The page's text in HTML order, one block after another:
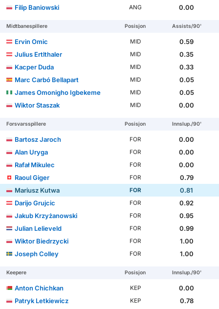
Filip Baniowski ANG 0.00
Midtbanespillere Posisjon Assists/90'
Ervin Omic MID
0.59
Julius Ertlthaler
MID
0.35
Kacper Duda
MID
0.33
Marc Carbó Bellapart
MID
0.05
James Omonigho Igbekeme
MID
0.05
Wiktor Staszak
MID 0.00
Forsvarsspillere Posisjon Innslup./90'
Bartosz Jaroch FOR
0.00
Alan Uryga
FOR
0.00
Rafał Mikulec
FOR
0.00
Raoul Giger
FOR
0.79
Mariusz Kutwa
FOR
0.81
Darijo Grujcic
FOR
0.92
Jakub Krzyżanowski
FOR
0.95
Julian Lelieveld
FOR
0.99
Wiktor Biedrzycki
FOR
1.00
Joseph Colley
FOR 1.00
Keepere Posisjon Innslup./90'
Anton Chichkan KEP
0.00
Patryk Letkiewicz
KEP
0.78